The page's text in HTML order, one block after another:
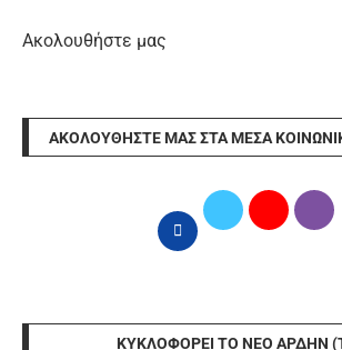
Ακολουθήστε μας
ΑΚΟΛΟΥΘΉΣΤΕ ΜΑΣ ΣΤΑ ΜΈΣΑ
ΚΥΚΛΟΦΟΡΕΊ ΤΟ ΝΈΟ ΆΡΔΗΝ